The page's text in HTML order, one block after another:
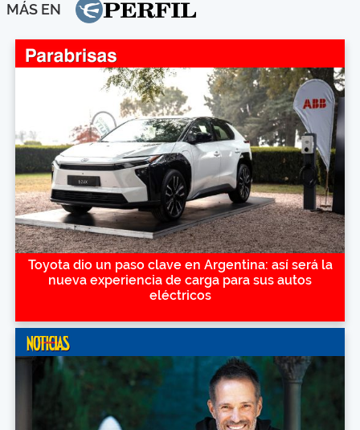
MÁS EN
Toyota dio un paso clave en Argentina: así será la
nueva experiencia de carga para sus autos
eléctricos